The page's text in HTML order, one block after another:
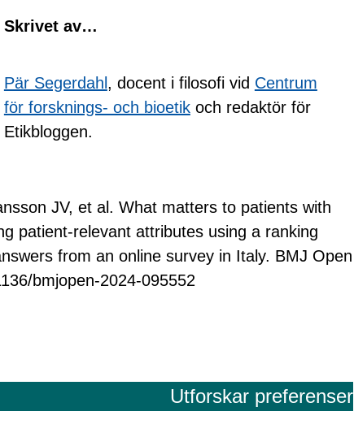
Skrivet av…
Pär Segerdahl , docent i filosofi vid Centrum
för forsknings- och bioetikoch redaktör för
Etikbloggen.
JV, et al. What matters to patients with
patient-relevant attributes using a ranking
from an online survey in Italy. BMJ Open
bmjopen-2024-095552
Utforskar preferenser